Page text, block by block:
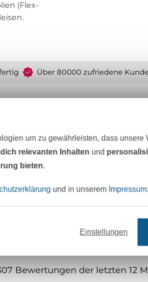
(Flex-
Über 80000 zufriedene
DU IMMER AUF DEM
Bewertungen der letzten 12
um zu gewährleisten, dass unsere
relevanten Inhalten und
bieten.
und in unserem Impressum.
Einstellungen